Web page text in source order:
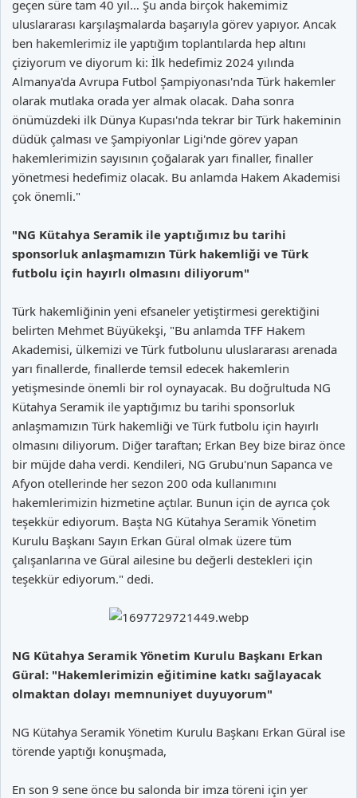
geçen süre tam 40 yıl… Şu anda birçok hakemimiz
uluslararası karşılaşmalarda başarıyla görev yapıyor. Ancak
ben hakemlerimiz ile yaptığım toplantılarda hep altını
çiziyorum ve diyorum ki: İlk hedefimiz 2024 yılında
Almanya'da Avrupa Futbol Şampiyonası'nda Türk hakemler
olarak mutlaka orada yer almak olacak. Daha sonra
önümüzdeki ilk Dünya Kupası'nda tekrar bir Türk hakeminin
düdük çalması ve Şampiyonlar Ligi'nde görev yapan
hakemlerimizin sayısının çoğalarak yarı finaller, finaller
yönetmesi hedefimiz olacak. Bu anlamda Hakem Akademisi
çok önemli."
"NG Kütahya Seramik ile yaptığımız bu tarihi
sponsorluk anlaşmamızın Türk hakemliği ve Türk
futbolu için hayırlı olmasını diliyorum"
Türk hakemliğinin yeni efsaneler yetiştirmesi gerektiğini
belirten Mehmet Büyükekşi, "Bu anlamda TFF Hakem
Akademisi, ülkemizi ve Türk futbolunu uluslararası arenada
yarı finallerde, finallerde temsil edecek hakemlerin
yetişmesinde önemli bir rol oynayacak. Bu doğrultuda NG
Kütahya Seramik ile yaptığımız bu tarihi sponsorluk
anlaşmamızın Türk hakemliği ve Türk futbolu için hayırlı
olmasını diliyorum. Diğer taraftan; Erkan Bey bize biraz önce
bir müjde daha verdi. Kendileri, NG Grubu'nun Sapanca ve
Afyon otellerinde her sezon 200 oda kullanımını
hakemlerimizin hizmetine açtılar. Bunun için de ayrıca çok
teşekkür ediyorum. Başta NG Kütahya Seramik Yönetim
Kurulu Başkanı Sayın Erkan Güral olmak üzere tüm
çalışanlarına ve Güral ailesine bu değerli destekleri için
teşekkür ediyorum." dedi.
NG Kütahya Seramik Yönetim Kurulu Başkanı Erkan
Güral: "Hakemlerimizin eğitimine katkı sağlayacak
olmaktan dolayı memnuniyet duyuyorum"
NG Kütahya Seramik Yönetim Kurulu Başkanı Erkan Güral ise
törende yaptığı konuşmada,
En son 9 sene önce bu salonda bir imza töreni için yer